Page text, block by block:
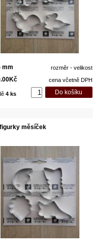
rozměr - velikost
mm
cena včetně DPH
4 ks
měsíček